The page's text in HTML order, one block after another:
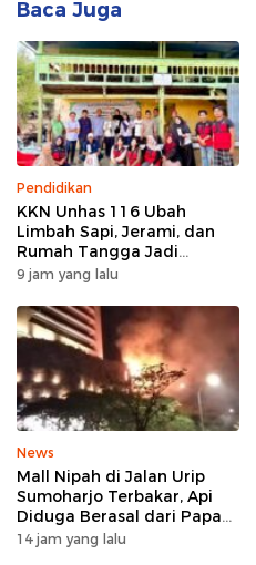
Baca Juga
Pendidikan
KKN Unhas 116 Ubah
Limbah Sapi, Jerami, dan
Rumah Tangga Jadi
Kompos di Bonto Tallasa
9 jam yang lalu
News
Mall Nipah di Jalan Urip
Sumoharjo Terbakar, Api
Diduga Berasal dari Papan
Reklame
14 jam yang lalu